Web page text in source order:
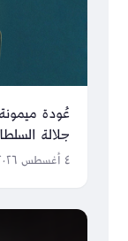
عُودة
جلالة السلطان
٤ أغسطس ٢٠٢٦